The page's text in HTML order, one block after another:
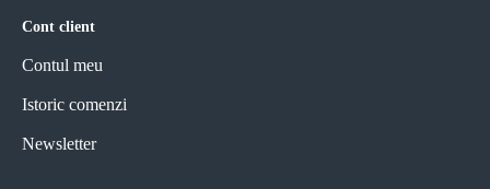
Cont client
Contul meu
Istoric comenzi
Newsletter